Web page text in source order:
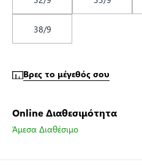
38/9
Βρες το μέγεθός σου
Online Διαθεσιμότητα
Άμεσα Διαθέσιμο